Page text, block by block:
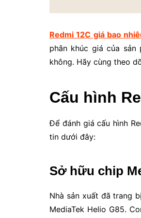
Redmi 12C giá bao
phân khúc giá của
không. Hãy cùng theo
Cấu hình
Để đánh giá cấu hình
tin dưới đây:
Sở hữu chip
Nhà sản xuất đã trang
MediaTek Helio G85.